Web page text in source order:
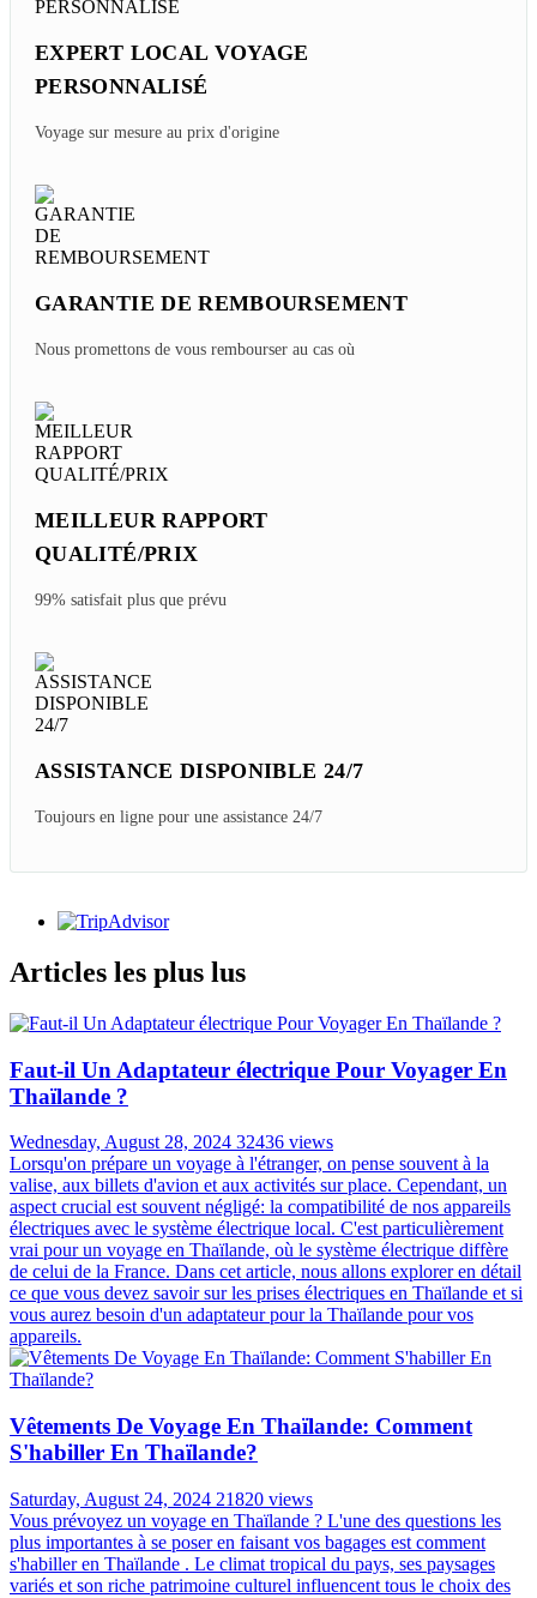
EXPERT LOCAL VOYAGE
PERSONNALISÉ
Voyage sur mesure au prix d'origine
GARANTIE DE REMBOURSEMENT
Nous promettons de vous rembourser au cas où
MEILLEUR RAPPORT
QUALITÉ/PRIX
99% satisfait plus que prévu
ASSISTANCE DISPONIBLE 24/7
Toujours en ligne pour une assistance 24/7
Articles les plus lus
Faut-il Un Adaptateur électrique Pour Voyager En
Thaïlande ?
Wednesday, August 28, 2024 32436 views
Lorsqu'on prépare un voyage à l'étranger, on pense souvent à la
valise, aux billets d'avion et aux activités sur place. Cependant, un
aspect crucial est souvent négligé: la compatibilité de nos appareils
électriques avec le système électrique local. C'est particulièrement
vrai pour un voyage en Thaïlande, où le système électrique diffère
de celui de la France. Dans cet article, nous allons explorer en détail
ce que vous devez savoir sur les prises électriques en Thaïlande et si
vous aurez besoin d'un adaptateur pour la Thaïlande pour vos
appareils.
Vêtements De Voyage En Thaïlande: Comment
S'habiller En Thaïlande?
Saturday, August 24, 2024 21820 views
Vous prévoyez un voyage en Thaïlande ? L'une des questions les
plus importantes à se poser en faisant vos bagages est comment
s'habiller en Thaïlande . Le climat tropical du pays, ses paysages
variés et son riche patrimoine culturel influencent tous le choix des